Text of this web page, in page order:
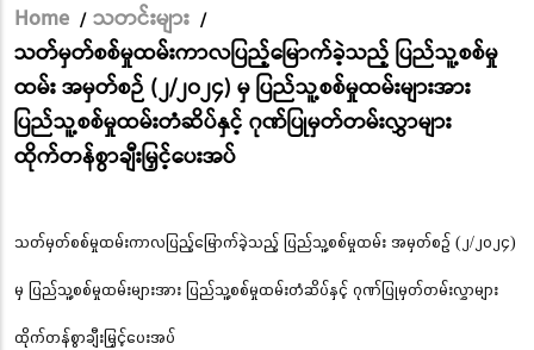
Breadcrumb
Home / သတင်းများ /
သတ်မှတ်စစ်မှုထမ်းကာလပြည့်မြောက်ခဲ့သည့် ပြည်သူ့စစ်မှု
ထမ်း အမှတ်စဉ် (၂/၂၀၂၄) မှ ပြည်သူ့စစ်မှုထမ်းများအား
ပြည်သူ့စစ်မှုထမ်းတံဆိပ်နှင့် ဂုဏ်ပြုမှတ်တမ်းလွှာများ
ထိုက်တန်စွာချီးမြှင့်ပေးအပ်
သတ်မှတ်စစ်မှုထမ်းကာလပြည့်မြောက်ခဲ့သည့် ပြည်သူ့စစ်မှုထမ်း အမှတ်စဉ် (၂/၂၀၂၄)
မှ ပြည်သူ့စစ်မှုထမ်းများအား ပြည်သူ့စစ်မှုထမ်းတံဆိပ်နှင့် ဂုဏ်ပြုမှတ်တမ်းလွှာများ
ထိုက်တန်စွာချီးမြှင့်ပေးအပ်